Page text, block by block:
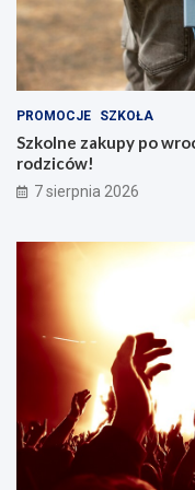
PROMOCJE SZKOŁA
Szkolne zakupy po
rodziców!
7 sierpnia 2026